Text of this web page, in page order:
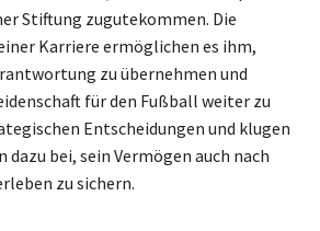
Stiftung zugutekommen. Die
Karriere ermöglichen es ihm,
zu übernehmen und
für den Fußball weiter zu
Entscheidungen und klugen
bei, sein Vermögen auch nach
zu sichern.